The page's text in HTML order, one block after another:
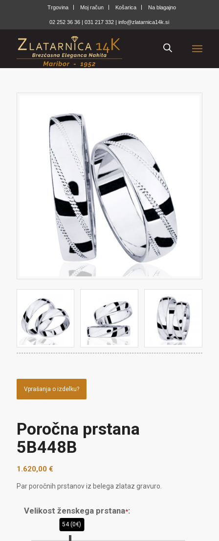
Trgovina Moj račun Košarica Na blagajno
02 252 36 36 |031 217 332 |info@zlatarnica14k.si
Vprašanja o izdelku?
Poročna prstana
5B448B
1.620,00 €
Par poročnih prstanov iz belega zlataz gravuro.
Velikost ženskega prstana*:
54 (0€)